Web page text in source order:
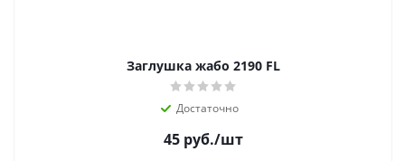
Заглушка жабо 2190 FL
Достаточно
45 руб./шт